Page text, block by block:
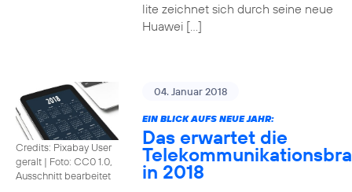
lite zeichnet sich durch seine neue
Huawei […]
Credits: Pixabay User
geralt | Foto: CC0 1.0,
Ausschnitt bearbeitet
04. Januar 2018
EIN BLICK AUFS NEUE JAHR:
Das erwartet die
in 2018